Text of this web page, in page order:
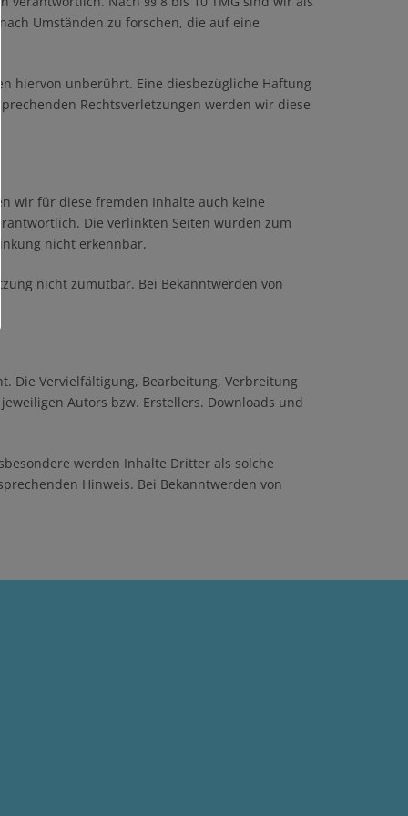
Umständen zu forschen, die auf eine
hiervon unberührt. Eine diesbezügliche Haftung
Rechtsverletzungen werden wir diese
wir für diese fremden Inhalte auch keine
Die verlinkten Seiten wurden zum
nicht erkennbar.
nicht zumutbar. Bei Bekanntwerden von
Die Vervielfältigung, Bearbeitung, Verbreitung
Autors bzw. Erstellers. Downloads und
werden Inhalte Dritter als solche
Hinweis. Bei Bekanntwerden von